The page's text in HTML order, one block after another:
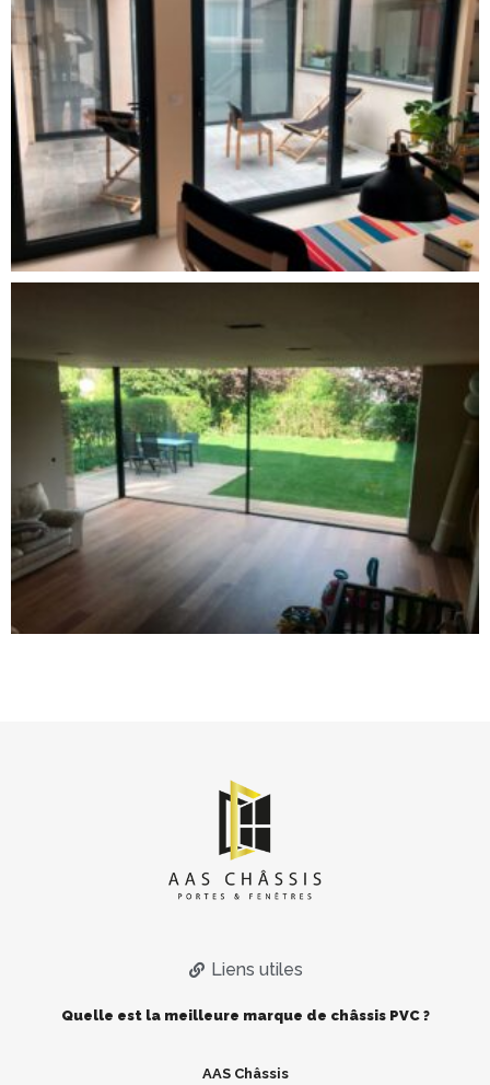
Liens utiles
Quelle est la meilleure marque de châssis PVC ?
AAS Châssis